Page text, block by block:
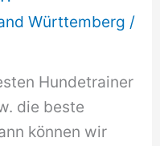
Württemberg /
Hundetrainer
die beste
können wir